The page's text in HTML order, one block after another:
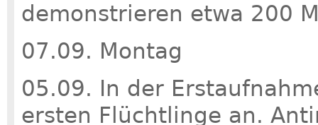
demonstrieren etwa 200
07.09. Montag
05.09. In der
ersten Flüchtlinge an.